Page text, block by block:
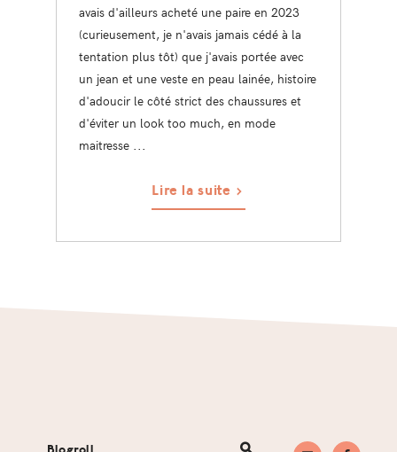
avais d'ailleurs acheté une paire en 2023
(curieusement, je n'avais jamais cédé à la
tentation plus tôt) que j'avais portée avec
un jean et une veste en peau lainée, histoire
d'adoucir le côté strict des chaussures et
d'éviter un look too much, en mode
maitresse ...
Lire la suite